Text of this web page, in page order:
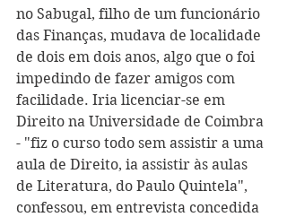
no Sabugal, filho de um funcionário
das Finanças, mudava de localidade
de dois em dois anos, algo que o foi
impedindo de fazer amigos com
facilidade. Iria licenciar-se em
Direito na Universidade de Coimbra
- "fiz o curso todo sem assistir a uma
aula de Direito, ia assistir às aulas
de Literatura, do Paulo Quintela",
confessou, em entrevista concedida